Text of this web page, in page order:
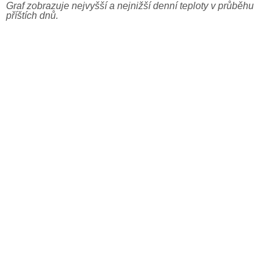
Graf zobrazuje nejvyšší a nejnižší denní teploty v průběhu
příštích dnů.